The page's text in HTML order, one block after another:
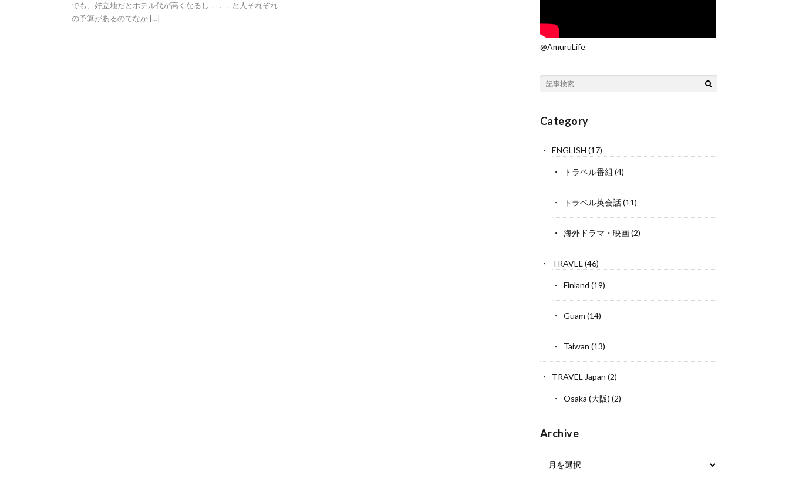
でも、好立地だとホテル代が高くなるし．．．と人それぞれ
の予算があるのでなか […]
@AmuruLife
Category
ENGLISH (17)
トラベル番組 (4)
トラベル英会話(11)
海外ドラマ・映画(2)
TRAVEL (46)
Finland (19)
Guam (14)
Taiwan (13)
TRAVEL Japan (2)
Osaka (大阪) (2)
Archive